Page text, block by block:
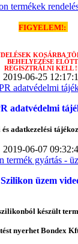
termékek
FIGYELEM!:
KOSÁRBA
BEHELYEZÉSE ELŐTT
REGISZTRÁLNI KELL
2019-06-25
adatvédelmi
adatvédelmi
adatkezelési
2019-06-07
termék gyártás -
Szilikon üzem
készült
nyerhet Bondex